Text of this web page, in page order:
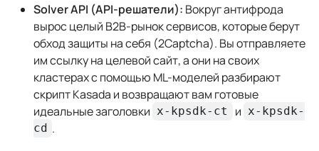
Solver API (API-решатели): Вокруг антифрода
вырос целый B2B-рынок сервисов, которые берут
обход защиты на себя (2Captcha). Вы отправляете
им ссылку на целевой сайт, а они на своих
кластерах с помощью ML-моделей разбирают
скрипт Kasada и возвращают вам готовые
идеальные заголовки x-kpsdk-ct и x-kpsdk-
cd .